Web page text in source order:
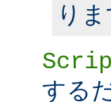
りま
する